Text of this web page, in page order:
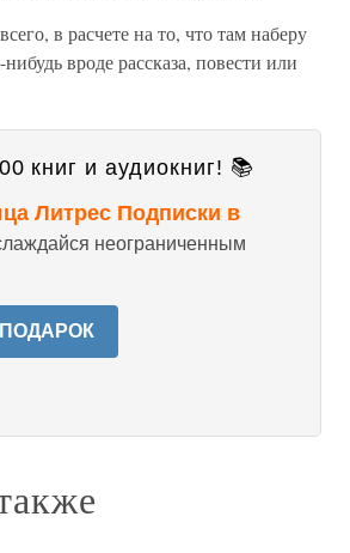
в расчете на то, что там наберу
вроде рассказа, повести или
книг и аудиокниг! 📚
Литрес Подписки в
неограниченным